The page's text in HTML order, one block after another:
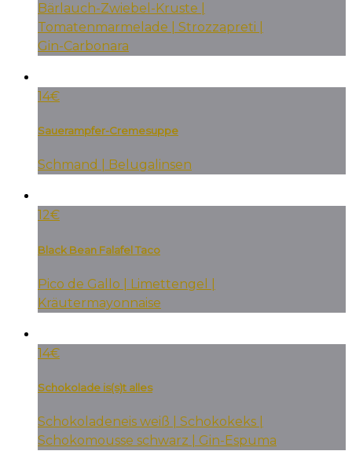
Bärlauch-Zwiebel-Kruste |
Tomatenmarmelade | Strozzapreti |
Gin-Carbonara
14€
Sauerampfer-Cremesuppe
Schmand | Belugalinsen
12€
Black Bean Falafel Taco
Pico de Gallo | Limettengel |
Kräutermayonnaise
14€
Schokolade is(s)t alles
Schokoladeneis weiß | Schokokeks |
Schokomousse schwarz | Gin-Espuma